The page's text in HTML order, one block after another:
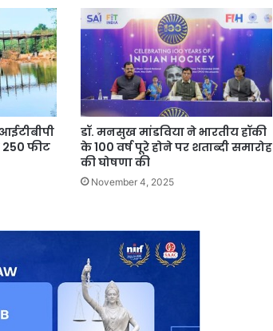
250 फीट
डॉ. मनसुख मांडविया ने भारतीय हॉकी
के 100 वर्ष पूरे होने पर शताब्दी समारोह
की घोषणा की
November 4, 2025